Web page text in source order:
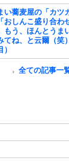
い蕎麦屋の「カツ
おしんこ盛り合わ
もう、ほんとうま
ね、と云爾（笑
全ての記事一